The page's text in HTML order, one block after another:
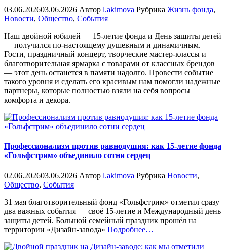
03.06.202603.06.2026 Автор l.akimova Рубрика Жизнь фонда,
Новости, Общество, События
Наш двойной юбилей — 15-летие фонда и День защиты детей
— получился по-настоящему душевным и динамичным.
Гости, праздничный концерт, творческие мастер-классы и
благотворительная ярмарка с товарами от классных брендов
— этот день останется в памяти надолго. Провести событие
такого уровня и сделать его красивым нам помогли надежные
партнеры, которые полностью взяли на себя вопросы
комфорта и декора.
Профессионализм против равнодушия: как 15-летие фонда
«Гольфстрим» объединило сотни сердец
02.06.202603.06.2026 Автор l.akimova Рубрика Новости,
Общество, События
31 мая благотворительный фонд «Гольфстрим» отметил сразу
два важных события — своё 15-летие и Международный день
защиты детей. Большой семейный праздник прошёл на
территории «Дизайн-завода» Подробнее«%s»
…